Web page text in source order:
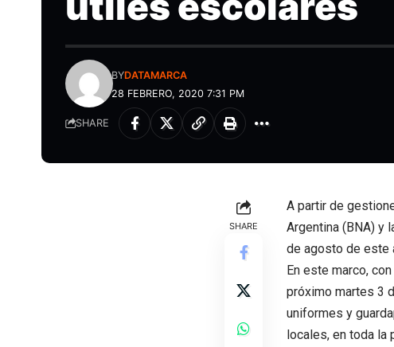
28 FEBRERO, 2020 7:31 PM
BYDATAMARCA
SHARE
SHARE
A partir de
Argentina (BNA) y
de agosto de este
En este marco,
próximo martes 3
uniformes y
locales, en toda la